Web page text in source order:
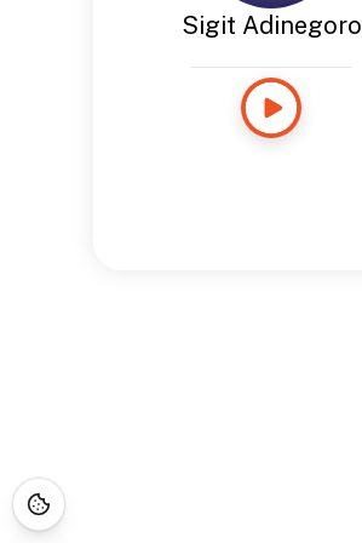
Sigit Adinegoro